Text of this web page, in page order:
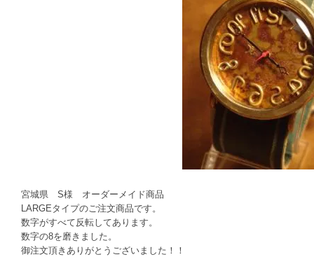
宮城県 S様 オーダーメイド商品
LARGEタイプのご注文商品です。
数字がすべて反転してあります。
数字の8を磨きました。
御注文頂きありがとうございました！！